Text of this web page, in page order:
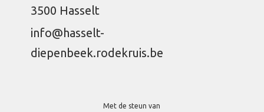
3500 Hasselt
info@hasselt-
diepenbeek.rodekruis.be
Met de steun van